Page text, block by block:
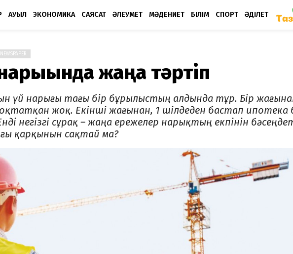
АУЫЛ ЭКОНОМИКА САЯСАТ ӘЛЕУМЕТ МӘДЕНИЕТ БІЛІМ СПОРТ ӘДІЛЕТ
жаңа тәртіп
үй нарығы тағы бір бұрылыстың алдында тұр. Бір
жоқ. Екінші жағынан, 1 шілдеден бастап ипотека
негізгі сұрақ – жаңа ережелер нарықтың екпінін
қарқынын сақтай ма?